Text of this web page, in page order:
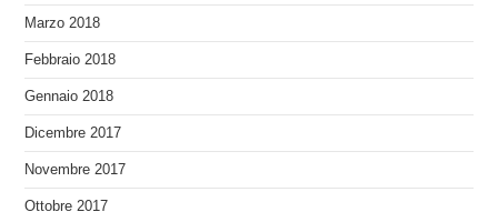
Marzo 2018
Febbraio 2018
Gennaio 2018
Dicembre 2017
Novembre 2017
Ottobre 2017